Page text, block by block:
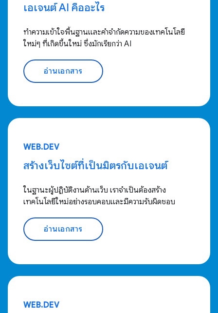
เอเจนต์ AI คืออะไร
ทำความเข้าใจพื้นฐานและคำจำกัดความของเทคโนโลยี
ใหม่ๆ ที่เกิดขึ้นใหม่ ซึ่งมักเรียกว่า AI
อ่านเอกสาร
WEB.DEV
สร้างเว็บไซต์ที่เป็นมิตรกับเอเจนต์
ในฐานะผู้ปฏิบัติงานด้านเว็บ เราจำเป็นต้องสร้าง
เทคโนโลยีใหม่อย่างรอบคอบและมีความรับผิดชอบ
อ่านเอกสาร
WEB.DEV